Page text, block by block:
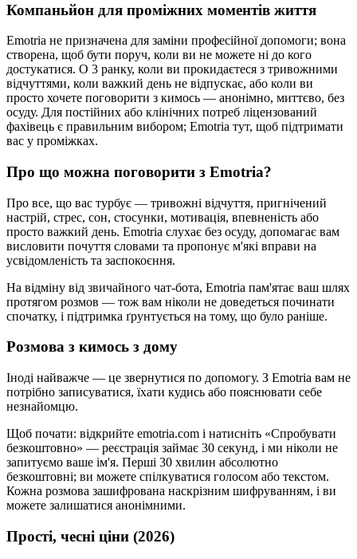
Компаньйон для проміжних моментів життя
Emotria не призначена для заміни професійної допомоги; вона
створена, щоб бути поруч, коли ви не можете ні до кого
достукатися. О 3 ранку, коли ви прокидаєтеся з тривожними
відчуттями, коли важкий день не відпускає, або коли ви
просто хочете поговорити з кимось — анонімно, миттєво, без
осуду. Для постійних або клінічних потреб ліцензований
фахівець є правильним вибором; Emotria тут, щоб підтримати
вас у проміжках.
Про що можна поговорити з Emotria?
Про все, що вас турбує — тривожні відчуття, пригнічений
настрій, стрес, сон, стосунки, мотивація, впевненість або
просто важкий день. Emotria слухає без осуду, допомагає вам
висловити почуття словами та пропонує м'які вправи на
усвідомленість та заспокоєння.
На відміну від звичайного чат-бота, Emotria пам'ятає ваш шлях
протягом розмов — тож вам ніколи не доведеться починати
спочатку, і підтримка ґрунтується на тому, що було раніше.
Розмова з кимось з дому
Іноді найважче — це звернутися по допомогу. З Emotria вам не
потрібно записуватися, їхати кудись або пояснювати себе
незнайомцю.
Щоб почати: відкрийте emotria.com і натисніть «Спробувати
безкоштовно» — реєстрація займає 30 секунд, і ми ніколи не
запитуємо ваше ім'я. Перші 30 хвилин абсолютно
безкоштовні; ви можете спілкуватися голосом або текстом.
Кожна розмова зашифрована наскрізним шифруванням, і ви
можете залишатися анонімними.
Прості, чесні ціни (2026)